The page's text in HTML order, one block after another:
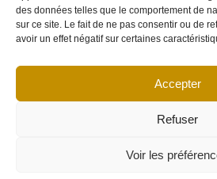
des données telles que le comportement de
sur ce site. Le fait de ne pas consentir ou de
avoir un effet négatif sur certaines
Accepter
Refuser
Voir les
© Copyright 2026 DESIGN EXTÉRIEUR |
conditions|Politique de cookies
Avertissement